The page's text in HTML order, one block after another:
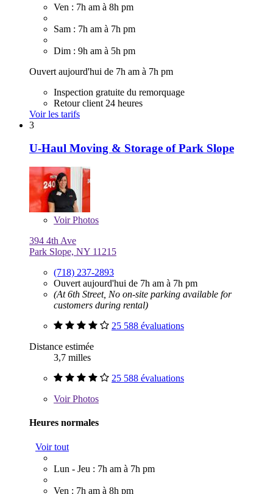
Ven : 7h am à 8h pm
Sam : 7h am à 7h pm
Dim : 9h am à 5h pm
Ouvert aujourd'hui de 7h am à 7h pm
Inspection gratuite du remorquage
Retour client 24 heures
Voir les tarifs
3
U-Haul Moving & Storage of Park Slope
VoirPhotos
394 4th Ave
Park Slope, NY 11215
(718) 237-2893
Ouvert aujourd'hui de 7h am à 7h pm
(At 6th Street, No on-site parking available for
customers during rental)
25 588 évaluations
Distance estimée
3,7 milles
25 588 évaluations
VoirPhotos
Heures normales
Voir tout
Lun - Jeu : 7h am à 7h pm
Ven : 7h am à 8h pm